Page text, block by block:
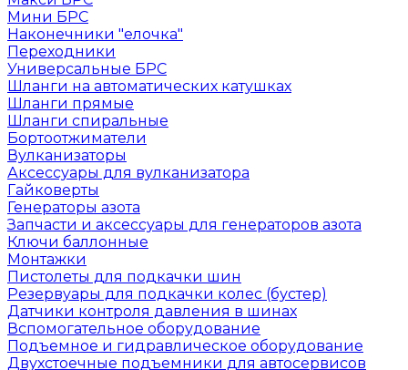
Мини БРС
Наконечники "елочка"
Переходники
Универсальные БРС
Шланги на автоматических катушках
Шланги прямые
Шланги спиральные
Бортоотжиматели
Вулканизаторы
Аксессуары для вулканизатора
Гайковерты
Генераторы азота
Запчасти и аксессуары для генераторов азота
Ключи баллонные
Монтажки
Пистолеты для подкачки шин
Резервуары для подкачки колес (бустер)
Датчики контроля давления в шинах
Вспомогательное оборудование
Подъемное и гидравлическое оборудование
Двухстоечные подъемники для автосервисов